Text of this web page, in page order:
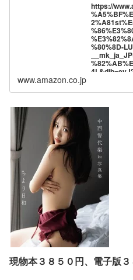
https://
%80%8D-
www.amazon.co.jp
現物本３８５０円、電子版